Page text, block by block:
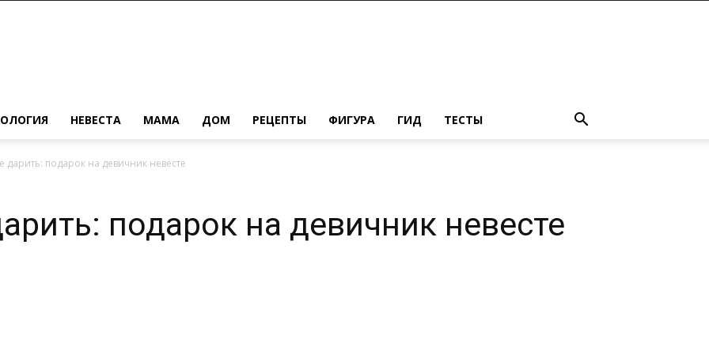
НЕВЕСТА МАМА ДОМ РЕЦЕПТЫ ФИГУРА ГИД ТЕСТЫ
дарить: подарок на девичник невесте
подарок на девичник невесте